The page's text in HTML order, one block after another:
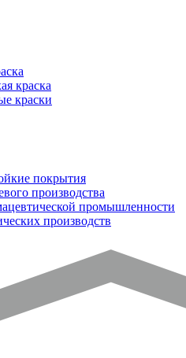
краска
краски
покрытия
производства
промышленности
производств